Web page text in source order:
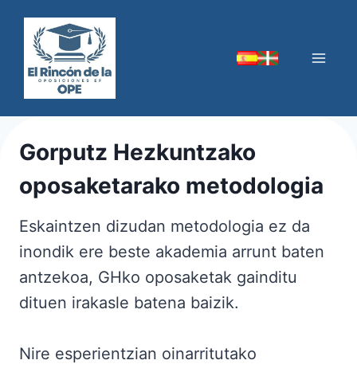
content
Gorputz Hezkuntzako
oposaketarako metodologia
Eskaintzen dizudan metodologia ez da
inondik ere beste akademia arrunt baten
antzekoa, GHko oposaketak gainditu
dituen irakasle batena baizik.
Nire esperientzian oinarritutako